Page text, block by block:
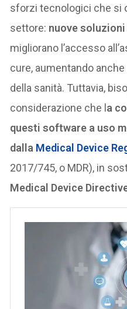
sforzi tecnologici che si
settore: nuove
migliorano l’accesso
cure, aumentando
della sanità. Tuttavia,
considerazione che la
questi software a uso
dalla Medical Device
2017/745, o MDR), in
Medical Device